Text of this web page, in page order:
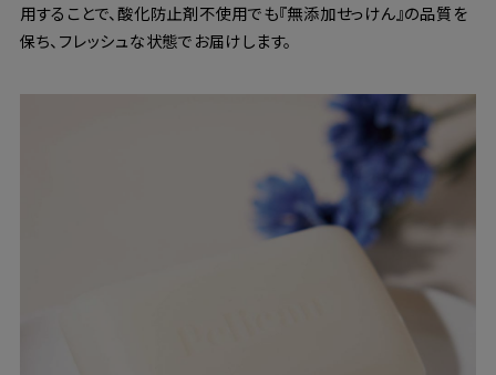
用することで、酸化防止剤不使用でも『無添加せっけん』の品質を
保ち、フレッシュな状態でお届けします。